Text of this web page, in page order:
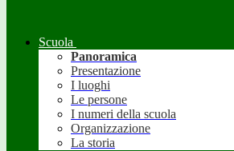
Scuola
Panoramica
Presentazione
I luoghi
Le persone
I numeri della scuola
Organizzazione
La storia